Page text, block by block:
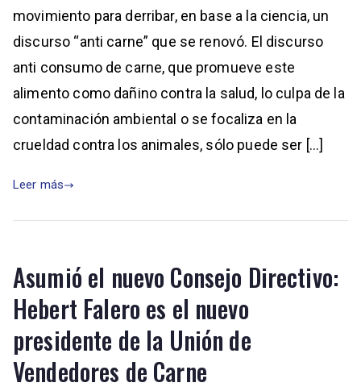
movimiento para derribar, en base a la ciencia, un
discurso “anti carne” que se renovó. El discurso
anti consumo de carne, que promueve este
alimento como dañino contra la salud, lo culpa de la
contaminación ambiental o se focaliza en la
crueldad contra los animales, sólo puede ser […]
Leer más
Asumió el nuevo Consejo Directivo:
Hebert Falero es el nuevo
presidente de la Unión de
Vendedores de Carne